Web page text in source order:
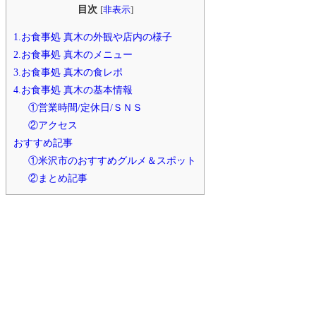
目次 [非表示]
1.お食事処 真木の外観や店内の様子
2.お食事処 真木のメニュー
3.お食事処 真木の食レポ
4.お食事処 真木の基本情報
①営業時間/定休日/ＳＮＳ
②アクセス
おすすめ記事
①米沢市のおすすめグルメ＆スポット
②まとめ記事